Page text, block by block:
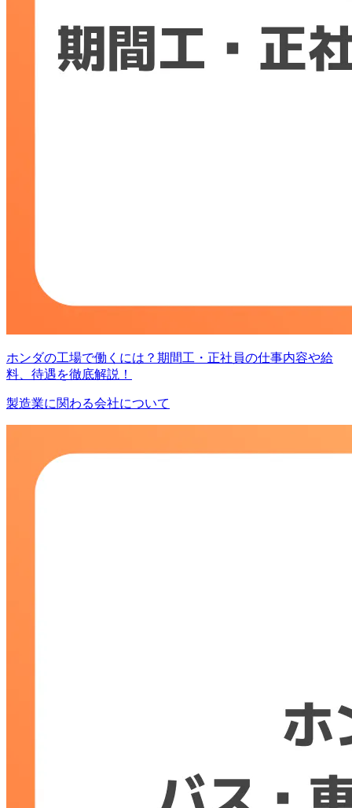
ホンダの工場で働くには？期間工・正社員の仕事内容や給
料、待遇を徹底解説！
製造業に関わる会社について